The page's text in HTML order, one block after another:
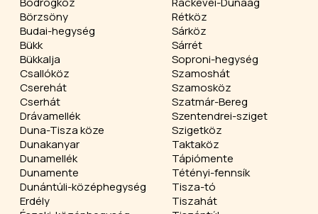
Börzsöny
Budai-hegység
Bükk
Bükkalja
Csallóköz
Cserehát
Cserhát
Drávamellék
Duna-Tisza köze
Dunakanyar
Dunamellék
Dunamente
Dunántúli-középhegység
Erdély
Rétköz
Sárköz
Sárrét
Soproni-hegység
Szamoshát
Szamosköz
Szatmár-Bereg
Szentendrei-sziget
Szigetköz
Taktaköz
Tápiómente
Tétényi-fennsík
Tisza-tó
Tiszahát